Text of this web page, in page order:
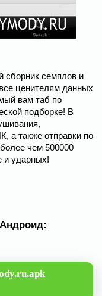
сборник семплов и
ценителям данных
вам таб по
подборке! В
а также отправки по
чем 500000
и ударных!